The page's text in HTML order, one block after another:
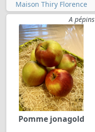
Maison Thiry Florence
A pépins
Pomme jonagold